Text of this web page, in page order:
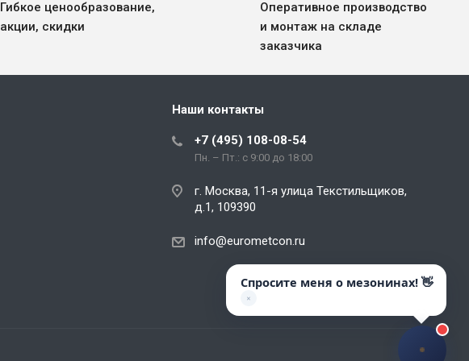
Гибкое ценообразование,
акции, скидки
Оперативное производство
и монтаж на складе
заказчика
Наши контакты
+7 (495) 108-08-54
Пн. – Пт.: с 9:00 до 18:00
г. Москва, 11-я улица Текстильщиков,
д.1, 109390
info@eurometcon.ru
Спросите меня о мезонинах! 👋
✕
Я консультант EuroMetCon — мы
проектируем и производим
стеллажные системы и
12:51
Отмена